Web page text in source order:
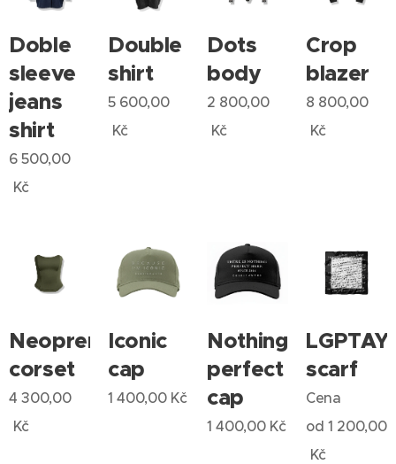
Doble
sleeve
jeans
shirt
6 500,00
Kč
Double
shirt
5 600,00
Kč
Dots
body
2 800,00
Kč
Crop
blazer
8 800,00
Kč
Neopren
corset
4 300,00
Kč
Iconic
cap
1 400,00Kč
Nothing
perfect
cap
1 400,00Kč
LGPTAY
scarf
Cena
od1 200,00
Kč